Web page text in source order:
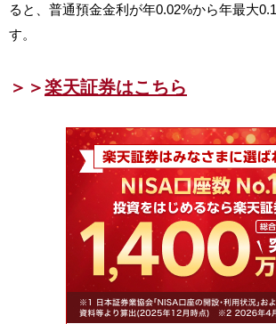
ると、普通預金金利が年0.02%から年最大
す。
＞＞楽天証券はこちら